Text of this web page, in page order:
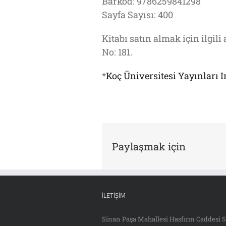
Sayfa Sayısı: 400
Kitabı satın almak için ilgili
No: 181.
*Koç Üniversitesi Yayınları
Paylaşmak için
İLETIŞIM
Sinan Paşa Mahallesi Hasfırın Caddesi